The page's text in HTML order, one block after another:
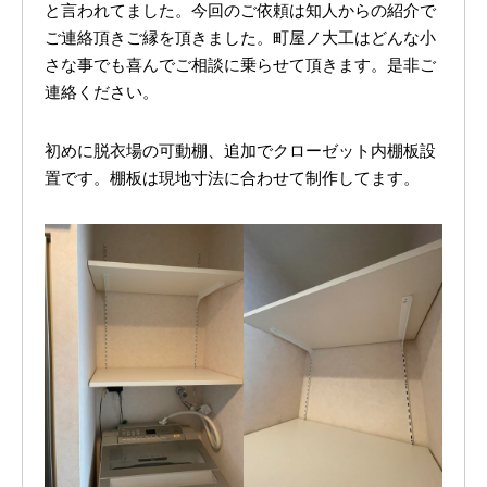
と言われてました。今回のご依頼は知人からの紹介で
ご連絡頂きご縁を頂きました。町屋ノ大工はどんな小
さな事でも喜んでご相談に乗らせて頂きます。是非ご
連絡ください。
初めに脱衣場の可動棚、追加でクローゼット内棚板設
置です。棚板は現地寸法に合わせて制作してます。